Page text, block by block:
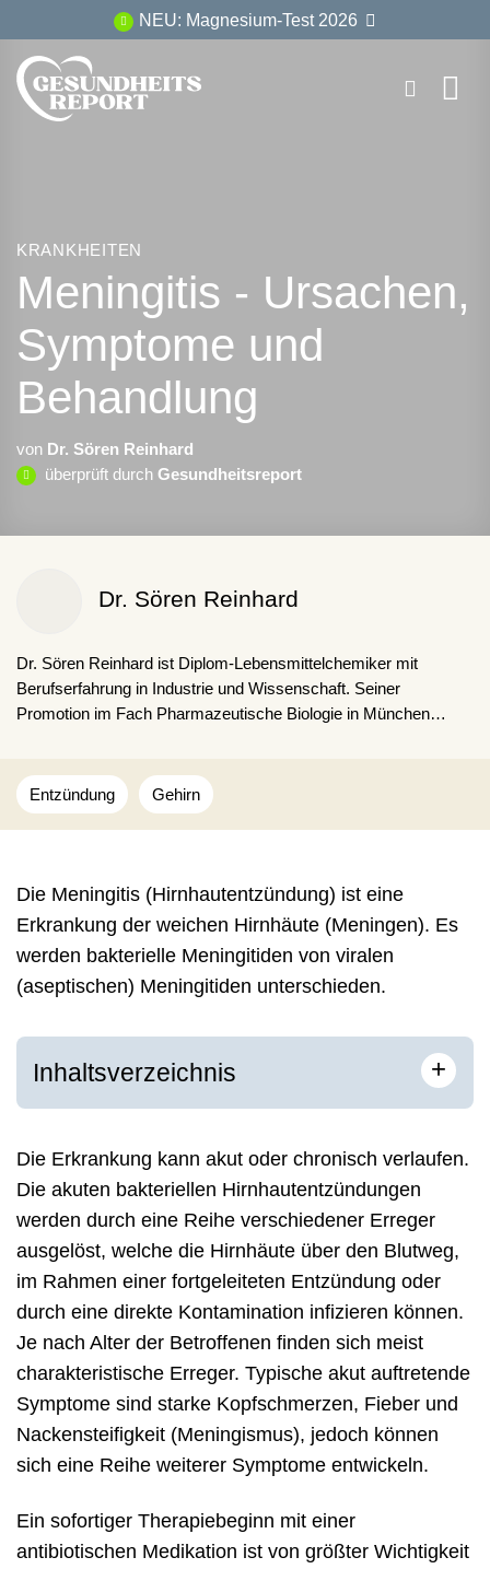
Inhalt
springen
NEU: Magnesium-Test 2026
KRANKHEITEN
Meningitis - Ursachen,
Symptome und
Behandlung
von Dr. Sören Reinhard
überprüft durch Gesundheitsreport
Dr. Sören Reinhard
Dr. Sören Reinhard ist Diplom-Lebensmittel­chemiker mit
Berufserfahrung in Industrie und Wissenschaft. Seiner
Promotion im Fach Pharmazeutische Biologie in München
Autor und behandelt Themen der Gesundheit, Ernährung und
Medizin.
Entzündung Gehirn
Die Meningitis (Hirnhautentzündung) ist eine
Erkrankung der weichen Hirnhäute (Meningen). Es
werden bakterielle Meningitiden von viralen
(aseptischen) Meningitiden unterschieden.
Inhaltsverzeichnis +
Die Erkrankung kann akut oder chronisch verlaufen.
Die akuten bakteriellen Hirnhautentzündungen
werden durch eine Reihe verschiedener Erreger
ausgelöst, welche die Hirnhäute über den Blutweg,
im Rahmen einer fortgeleiteten Entzündung oder
durch eine direkte Kontamination infizieren können.
Je nach Alter der Betroffenen finden sich meist
charakteristische Erreger. Typische akut auftretende
Symptome sind starke Kopfschmerzen, Fieber und
Nackensteifigkeit (Meningismus), jedoch können
sich eine Reihe weiterer Symptome entwickeln.
Ein sofortiger Therapiebeginn mit einer
antibiotischen Medikation ist von größter Wichtigkeit